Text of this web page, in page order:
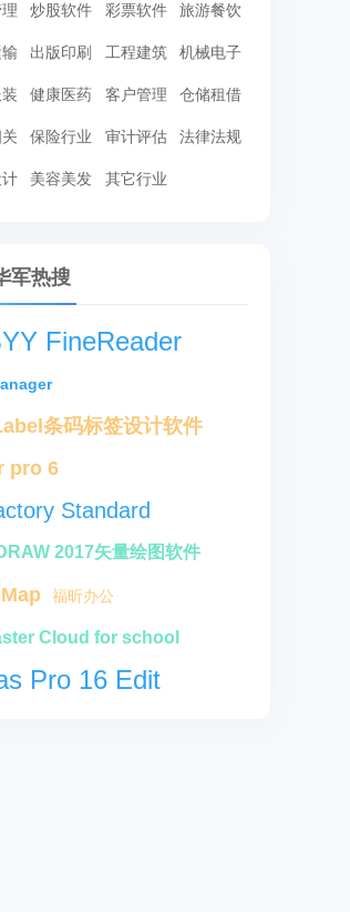
炒股软件 彩票软件 旅游餐饮
出版印刷 工程建筑 机械电子
健康医药 客户管理 仓储租借
保险行业 审计评估 法律法规
美容美发 其它行业
军热搜
FineReader
条码标签设计软件
pro 6
Standard
2017矢量绘图软件
福昕办公
Cloud for school
Pro 16 Edit